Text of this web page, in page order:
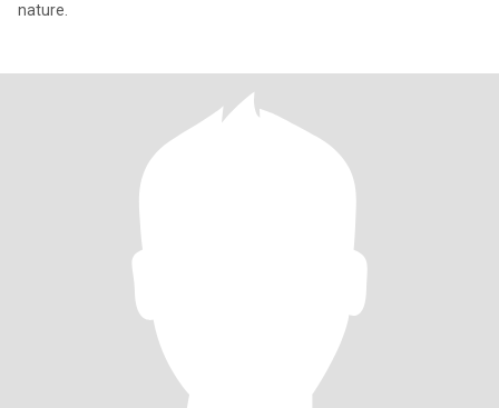
nature.